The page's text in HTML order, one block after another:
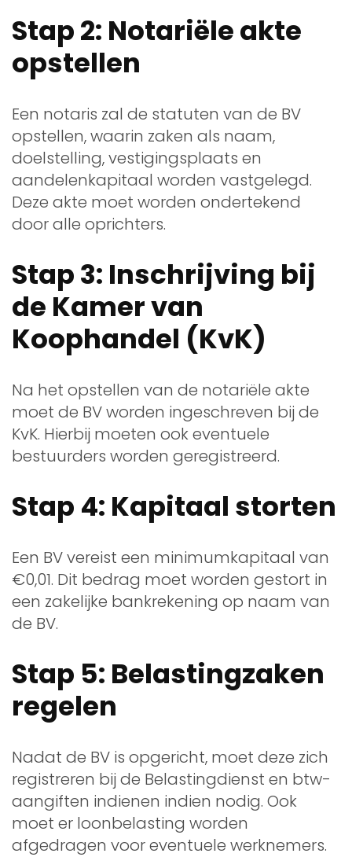
Stap 2: Notariële akte
opstellen
Een notaris zal de statuten van de BV
opstellen, waarin zaken als naam,
doelstelling, vestigingsplaats en
aandelenkapitaal worden vastgelegd.
Deze akte moet worden ondertekend
door alle oprichters.
Stap 3: Inschrijving bij
de Kamer van
Koophandel (KvK)
Na het opstellen van de notariële akte
moet de BV worden ingeschreven bij de
KvK. Hierbij moeten ook eventuele
bestuurders worden geregistreerd.
Stap 4: Kapitaal storten
Een BV vereist een minimumkapitaal van
€0,01. Dit bedrag moet worden gestort in
een zakelijke bankrekening op naam van
de BV.
Stap 5: Belastingzaken
regelen
Nadat de BV is opgericht, moet deze zich
registreren bij de Belastingdienst en btw-
aangiften indienen indien nodig. Ook
moet er loonbelasting worden
afgedragen voor eventuele werknemers.